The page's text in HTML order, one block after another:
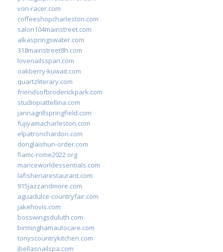
von-racer.com
coffeeshopcharleston.com
salon104mainstreet.com
alkaspringswater.com
318mainstreet8h.com
lovenailsspari.com
oakberry-kuwait.com
quartzliterary.com
friendsofbroderickpark.com
studiopiattellina.com
jannagrillspringfield.com
fujiyamacharleston.com
elpatronchardon.com
donglaishun-order.com
fiamc-rome2022.org
mariceworldessentials.com
lafisheriarestaurant.com
915jazzandmore.com
aguadulce-countryfair.com
jakehovis.com
bosswingsduluth.com
birminghamautocare.com
tonyscountrykitchen.com
jbellasnailspa.com